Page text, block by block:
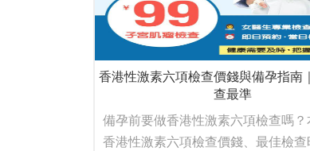
香港性激素六項檢查價錢與備孕指南
查最準
備孕前要做香港性激素六項檢查嗎
香港性激素六項檢查價錢、最佳檢查